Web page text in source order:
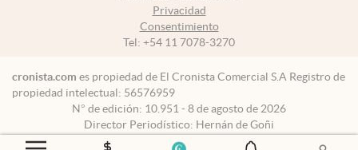
Privacidad
Consentimiento
Tel: +54 11 7078-3270
cronista.com es propiedad de El Cronista Comercial S.A Registro de
propiedad intelectual: 56576959
N° de edición: 10.951 - 8 de agosto de 2026
Director Periodístico: Hernán de Goñi